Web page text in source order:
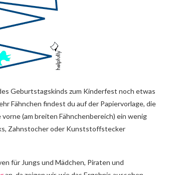
Geburtstagskinds zum Kinderfest noch etwas
Fähnchen findest du auf der Papiervorlage, die
(am breiten Fähnchenbereich) ein wenig
Zahnstocher oder Kunststoffstecker
für Jungs und Mädchen, Piraten und